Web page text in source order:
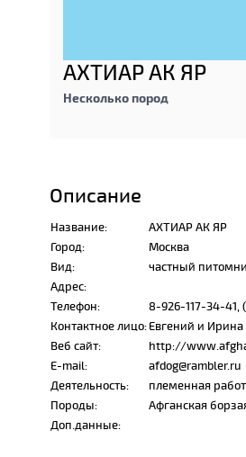
АХТИАР АК ЯР
Несколько пород
Описание
Название:
АХТИАР АК ЯР
Город:
Москва
Вид:
частный
Адрес:
Телефон:
8-926-117-34-41,
Контактное лицо:Евгений и
Веб сайт:
http://
E-mail:
afdog@rambler.ru
Деятельность:
племенная
Породы:
Афганская
Доп.данные: